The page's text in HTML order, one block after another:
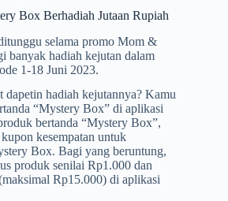
Box Berhadiah Jutaan Rupiah
selama promo Mom &
banyak hadiah kejutan dalam
1-18 Juni 2023.
dapetin hadiah kejutannya? Kamu
“Mystery Box” di aplikasi
bertanda “Mystery Box”,
kesempatan untuk
Box. Bagi yang beruntung,
produk senilai Rp1.000 dan
Rp15.000) di aplikasi